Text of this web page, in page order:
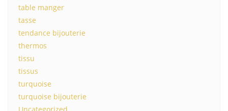
table manger
tasse
tendance bijouterie
thermos
tissu
tissus
turquoise
turquoise bijouterie